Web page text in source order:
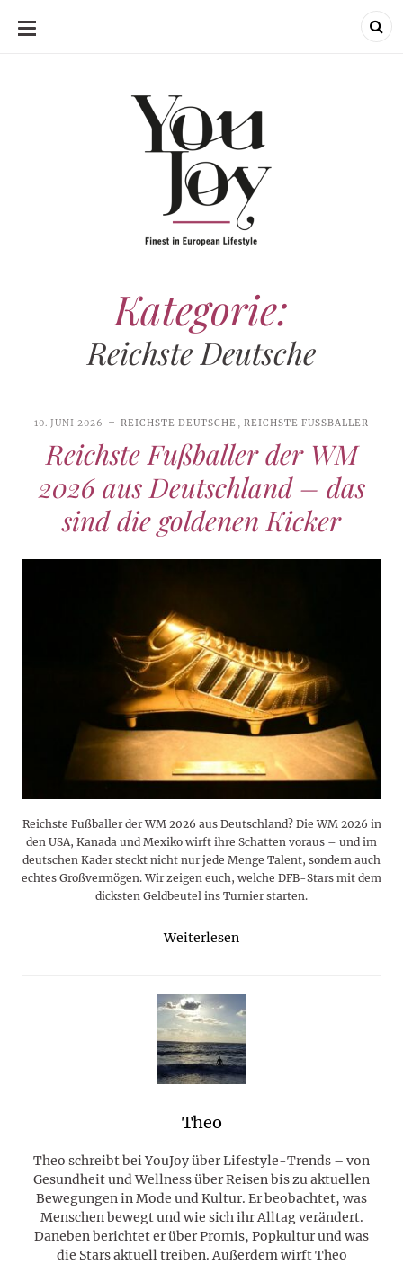
SKIP
Kategorie:
Reichste Deutsche
10. JUNI 2026 REICHSTE DEUTSCHE , REICHSTE FUSSBALLER
Reichste Fußballer der WM
2026 aus Deutschland – das
sind die goldenen Kicker
Reichste Fußballer der WM 2026 aus Deutschland? Die WM 2026 in
den USA, Kanada und Mexiko wirft ihre Schatten voraus – und im
deutschen Kader steckt nicht nur jede Menge Talent, sondern auch
echtes Großvermögen. Wir zeigen euch, welche DFB-Stars mit dem
dicksten Geldbeutel ins Turnier starten.
Weiterlesen
Theo
Theo schreibt bei YouJoy über Lifestyle-Trends – von
Gesundheit und Wellness über Reisen bis zu aktuellen
Bewegungen in Mode und Kultur. Er beobachtet, was
Menschen bewegt und wie sich ihr Alltag verändert.
Daneben berichtet er über Promis, Popkultur und was
die Stars aktuell treiben. Außerdem wirft Theo